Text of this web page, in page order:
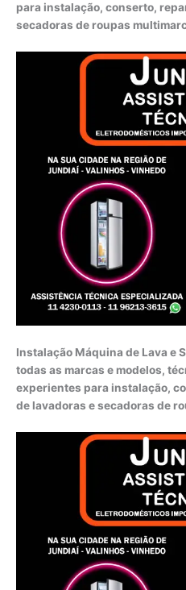
para instalação, conserto,
secadoras de roupas
Instalação Máquina de Lava e
todas as marcas e modelos,
experientes para instalação,
de lavadoras e secadoras de